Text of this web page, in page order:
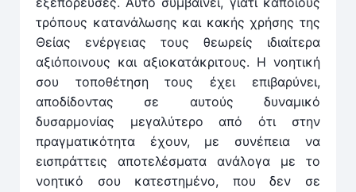
τρόπους κατανάλωσης και κακής χρήσης της
Θείας ενέργειας τους θεωρείς ιδιαίτερα
αξιόποινους και αξιοκατάκριτους. Η νοητική
σου τοποθέτηση τους έχει επιβαρύνει,
αποδίδοντας σε αυτούς δυναμικό
δυσαρμονίας μεγαλύτερο από ότι στην
πραγματικότητα έχουν, με συνέπεια να
εισπράττεις αποτελέσματα ανάλογα με το
νοητικό σου κατεστημένο, που δεν σε